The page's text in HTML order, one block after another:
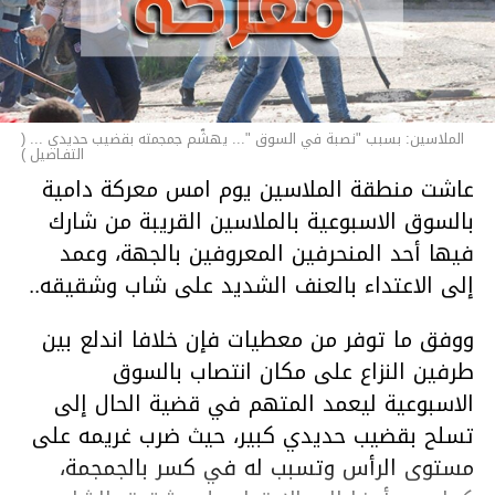
الملاسين: بسبب "نصبة في السوق "... يهشّم جمجمته بقضيب حديدي ... (
التفـاصيل )
عاشت منطقة الملاسين يوم امس معركة دامية
بالسوق الاسبوعية بالملاسين القريبة من شارك
فيها أحد المنحرفين المعروفين بالجهة، وعمد
إلى الاعتداء بالعنف الشديد على شاب وشقيقه..
ووفق ما توفر من معطيات فإن خلافا اندلع بين
طرفين النزاع على مكان انتصاب بالسوق
الاسبوعية ليعمد المتهم في قضية الحال إلى
تسلح بقضيب حديدي كبير، حيث ضرب غريمه على
مستوى الرأس وتسبب له في كسر بالجمجمة،